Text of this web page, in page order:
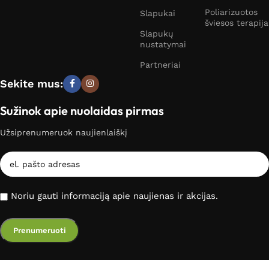
Slapukai
Slapukų
nustatymai
Partneriai
Poliarizuotos
šviesos terapija
Sekite mus:
Sužinok apie nuolaidas pirmas
Užsiprenumeruok naujienlaiškį
Noriu gauti informaciją apie naujienas ir akcijas.